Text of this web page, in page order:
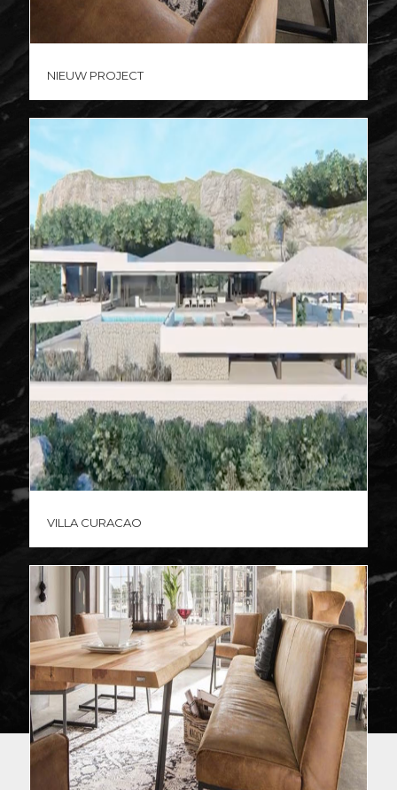
Nieuw project
Villa Curacao